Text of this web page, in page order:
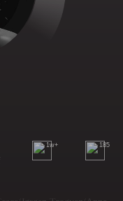
1w+ 185